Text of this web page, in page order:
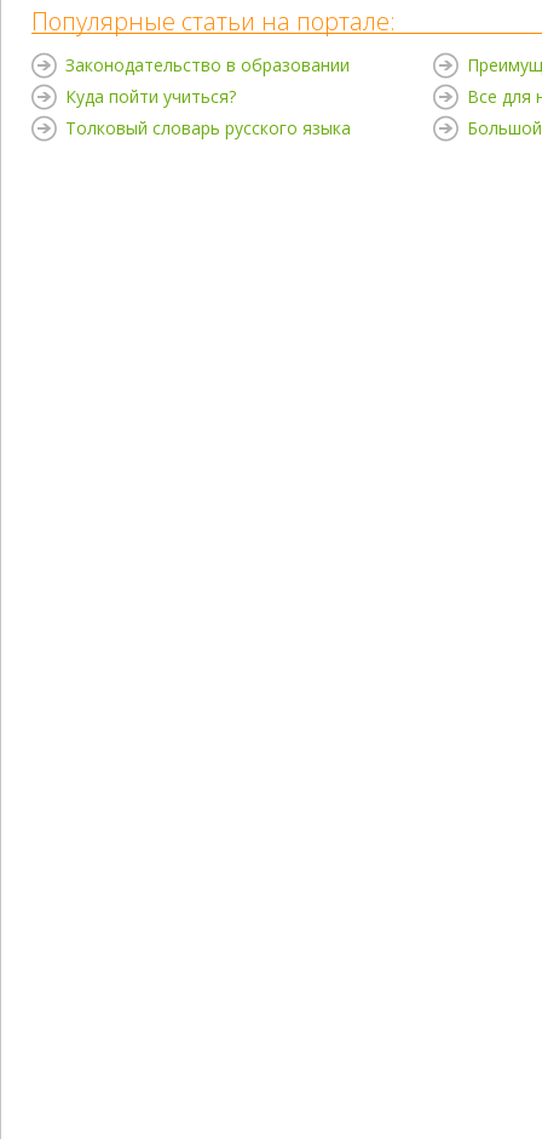
Популярные статьи на портале:
Законодательство в образовании
Куда пойти учиться?
Толковый словарь русского языка
Все для
Большой